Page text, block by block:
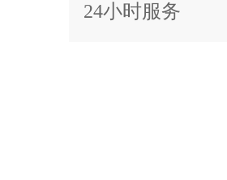
24小时服务